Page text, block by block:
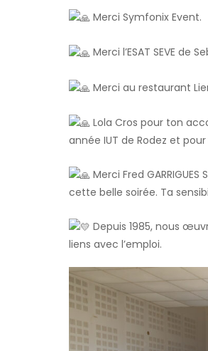
Merci Symfonix Event.
Merci l’ESAT SEVE de
Merci au restaurant
Lola Cros pour ton
année IUT de Rodez et
Merci Fred
cette belle soirée. Ta
Depuis 1985, nous
liens avec l’emploi.